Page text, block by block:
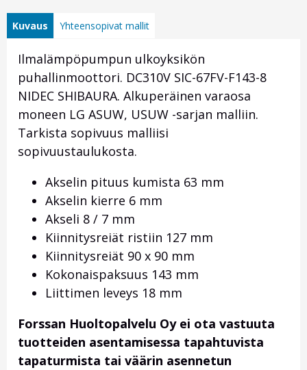
Kuvaus Yhteensopivat mallit
Ilmalämpöpumpun ulkoyksikön
puhallinmoottori. DC310V SIC-67FV-F143-8
NIDEC SHIBAURA. Alkuperäinen varaosa
moneen LG ASUW, USUW -sarjan malliin.
Tarkista sopivuus malliisi
sopivuustaulukosta.
Akselin pituus kumista 63 mm
Akselin kierre 6 mm
Akseli 8 / 7 mm
Kiinnitysreiät ristiin 127 mm
Kiinnitysreiät 90 x 90 mm
Kokonaispaksuus 143 mm
Liittimen leveys 18 mm
Forssan Huoltopalvelu Oy ei ota vastuuta
tuotteiden asentamisessa tapahtuvista
tapaturmista tai väärin asennetun